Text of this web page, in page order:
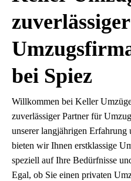
bei Spiez
Willkommen bei Keller
zuverlässiger Partner für
unserer langjährigen Erfahrung
bieten wir Ihnen erstklassige
speziell auf Ihre Bedürfnisse
Egal, ob Sie einen privaten